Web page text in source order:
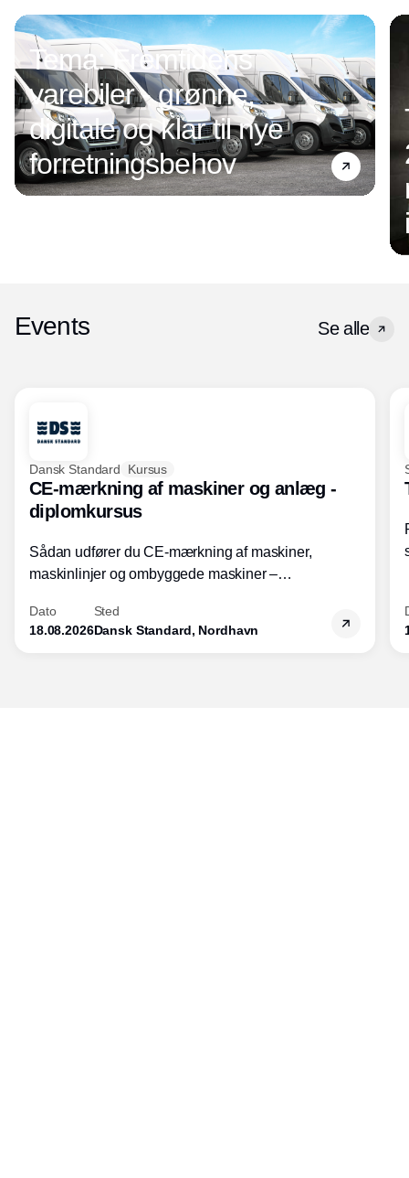
Tema: Fremtidens
varebiler - grønne,
digitale og klar til nye
forretningsbehov
Events Se alle
Dansk Standard Kursus
CE-mærkning af maskiner og anlæg -
diplomkursus
Sådan udfører du CE-mærkning af maskiner,
maskinlinjer og ombyggede maskiner –
Dato
18.08.2026
Sted
Dansk Standard, Nordhavn